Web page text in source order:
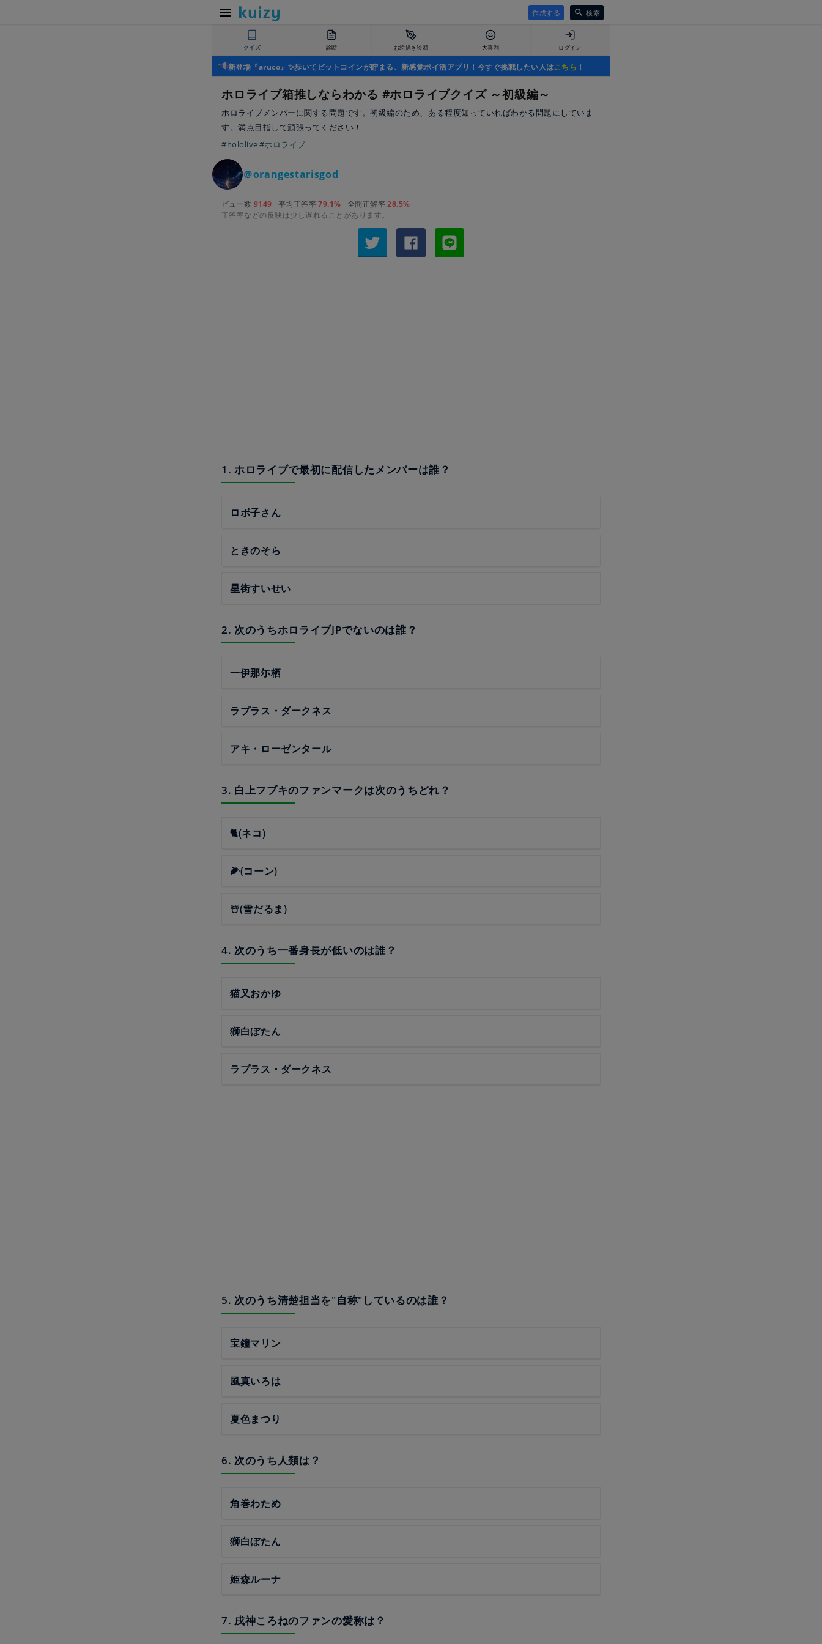
作成する 検索
クイズ 診断 お絵描き診断 大喜利 ログイン
新登場『aruco』✨歩いてビットコインが貯まる、新感覚ポイ活アプリ！今すぐ挑戦したい人はこちら ！
ホロライブ箱推しならわかる #ホロライブクイズ ～初級編～
ホロライブメンバーに関する問題です。初級編のため、ある程度知っていればわかる問題にしていま
す。満点目指して頑張ってください！
#hololive#ホロライブ
＠orangestarisgod
ビュー数 9149 平均正答率79.1% 全問正解率28.5%
正答率などの反映は少し遅れることがあります。
1. ホロライブで最初に配信したメンバーは誰？
ロボ子さん
ときのそら
星街すいせい
2. 次のうちホロライブJPでないのは誰？
一伊那尓栖
ラプラス・ダークネス
アキ・ローゼンタール
3. 白上フブキのファンマークは次のうちどれ？
🐈(ネコ)
🌽(コーン)
☃️(雪だるま)
4. 次のうち一番身長が低いのは誰？
猫又おかゆ
獅白ぼたん
ラプラス・ダークネス
5. 次のうち清楚担当を"自称"しているのは誰？
宝鐘マリン
風真いろは
夏色まつり
6. 次のうち人類は？
角巻わため
獅白ぼたん
姫森ルーナ
7. 戌神ころねのファンの愛称は？